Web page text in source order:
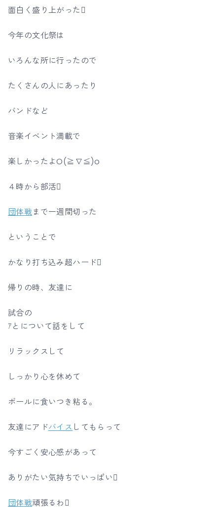
面白く盛り上がった
今年の文化祭は
いろんな所に行ったので
たくさんの人にあったり
バンドなど
音楽イベント満載で
楽しかったよO(≧∇≦)o
４時から部活
団体戦まで一週間切った
ということで
かなり打ち込み超ハード
帰りの時、友達に
試合の
ｱとについて話をして
リラックスして
しっかり心を休めて
ボールに食いつき粘る。
友達にアドバイス してもらって
今すごく安心感があって
ありがたい気持ちでいっぱい
団体戦頑張るわ